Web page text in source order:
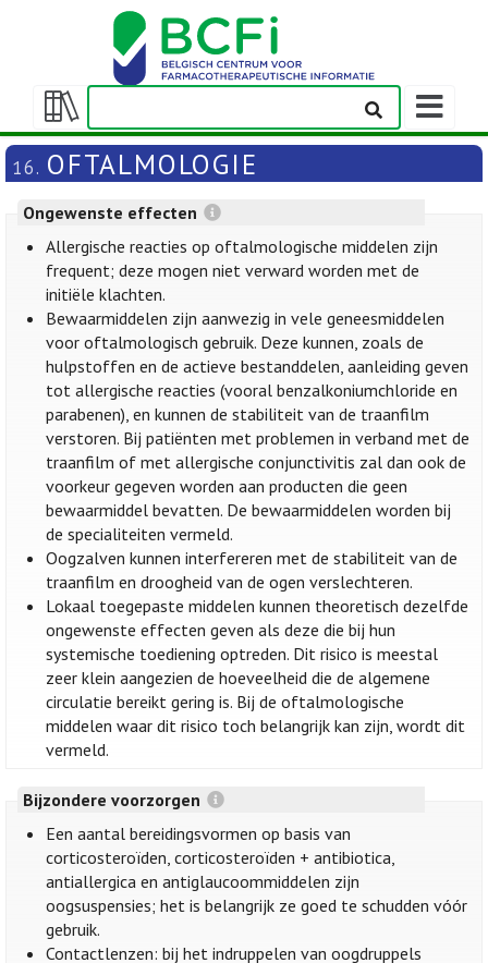
Weergeven/verbergen
inhoudstafel
16. OFTALMOLOGIE
Ongewenste effecten
Allergische reacties op oftalmologische middelen zijn
frequent; deze mogen niet verward worden met de
initiële klachten.
Bewaarmiddelen zijn aanwezig in vele geneesmiddelen
voor oftalmologisch gebruik. Deze kunnen, zoals de
hulpstoffen en de actieve bestanddelen, aanleiding geven
tot allergische reacties (vooral benzalkoniumchloride en
parabenen), en kunnen de stabiliteit van de traanfilm
verstoren. Bij patiënten met problemen in verband met de
traanfilm of met allergische conjunctivitis zal dan ook de
voorkeur gegeven worden aan producten die geen
bewaarmiddel bevatten. De bewaarmiddelen worden bij
de specialiteiten vermeld.
Oogzalven kunnen interfereren met de stabiliteit van de
traanfilm en droogheid van de ogen verslechteren.
Lokaal toegepaste middelen kunnen theoretisch dezelfde
ongewenste effecten geven als deze die bij hun
systemische toediening optreden. Dit risico is meestal
zeer klein aangezien de hoeveelheid die de algemene
circulatie bereikt gering is. Bij de oftalmologische
middelen waar dit risico toch belangrijk kan zijn, wordt dit
vermeld.
Bijzondere voorzorgen
Een aantal bereidingsvormen op basis van
corticosteroïden, corticosteroïden + antibiotica,
antiallergica en antiglaucoommiddelen zijn
oogsuspensies; het is belangrijk ze goed te schudden vóór
gebruik.
Contactlenzen: bij het indruppelen van oogdruppels